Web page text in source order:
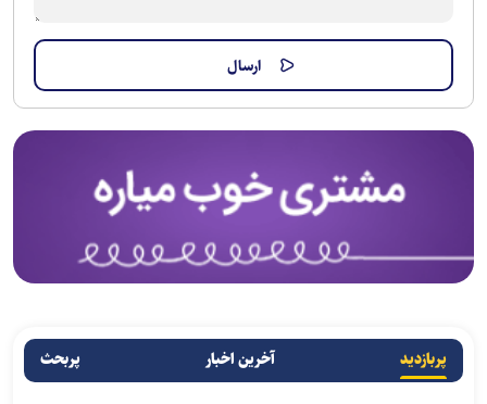
پربازدید آخرین اخبار پربحث